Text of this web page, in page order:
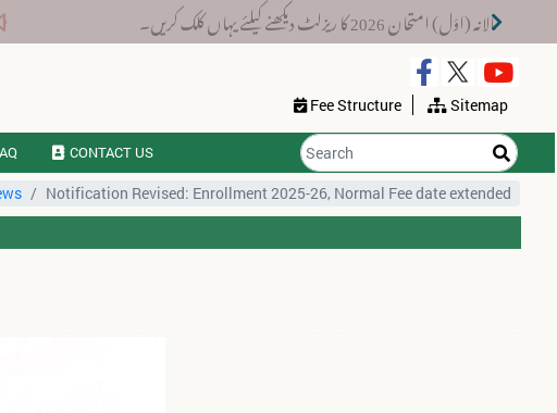
2026 کا ریزلٹ دیکھنے کیلئے یہاں کلک کریں۔
Fee Structure Sitemap
CONTACT US
Notification Revised: Enrollment 2025-26, Normal Fee date extended